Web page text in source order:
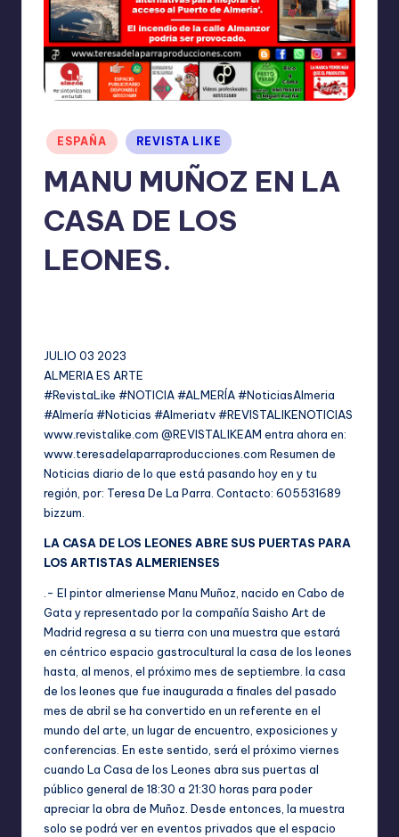
O
N
Publicado
en
ESPAÑA REVISTA LIKE
MANU MUÑOZ EN LA
CASA DE LOS
LEONES.
JULIO 03 2023
ALMERIA ES ARTE
#RevistaLike #NOTICIA #ALMERÍA #NoticiasAlmeria
#Almería #Noticias #Almeriatv #REVISTALIKENOTICIAS
www.revistalike.com @REVISTALIKEAM entra ahora en:
www.teresadelaparraproducciones.com Resumen de
Noticias diario de lo que está pasando hoy en y tu
región, por: Teresa De La Parra. Contacto: 605531689
bizzum.
LA CASA DE LOS LEONES ABRE SUS PUERTAS PARA
LOS ARTISTAS ALMERIENSES
.- El pintor almeriense Manu Muñoz, nacido en Cabo de
Gata y representado por la compañía Saisho Art de
Madrid regresa a su tierra con una muestra que estará
en céntrico espacio gastrocultural la casa de los leones
hasta, al menos, el próximo mes de septiembre. la casa
de los leones que fue inaugurada a finales del pasado
mes de abril se ha convertido en un referente en el
mundo del arte, un lugar de encuentro, exposiciones y
conferencias. En este sentido, será el próximo viernes
cuando La Casa de los Leones abra sus puertas al
público general de 18:30 a 21:30 horas para poder
apreciar la obra de Muñoz. Desde entonces, la muestra
solo se podrá ver en eventos privados que el espacio